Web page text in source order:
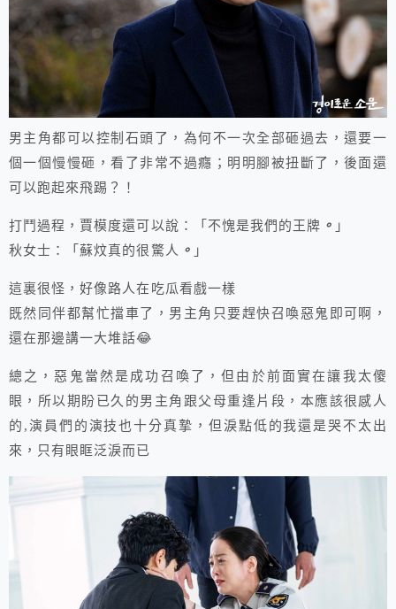
男主角都可以控制石頭了，為何不一次全部砸過去，還要一
個一個慢慢砸，看了非常不過癮；明明腳被扭斷了，後面還
可以跑起來飛踢？！
打鬥過程，賈模度還可以說：「不愧是我們的王牌 。 」
秋女士：「蘇炆真的很驚人 。 」
這裏很怪，好像路人在吃瓜看戲一樣
既然同伴都幫忙擋車了，男主角只要趕快召喚惡鬼即可啊，
還在那邊講一大堆話😂
總之，惡鬼當然是成功召喚了，但由於前面實在讓我太傻
眼，所以期盼已久的男主角跟父母重逢片段，本應該很感人
的,演員們的演技也十分真摯，但淚點低的我還是哭不太出
來，只有眼眶泛淚而已